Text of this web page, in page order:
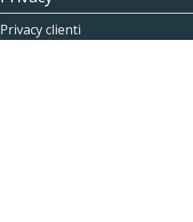
Privacy clienti